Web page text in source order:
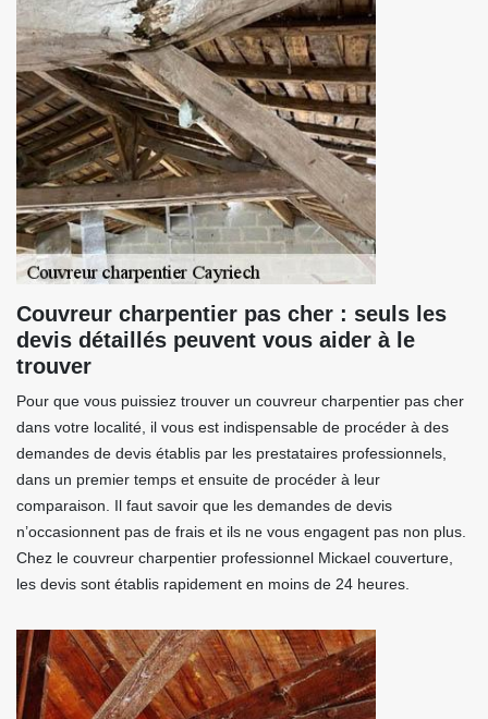
Couvreur charpentier pas cher : seuls les
devis détaillés peuvent vous aider à le
trouver
Pour que vous puissiez trouver un couvreur charpentier pas cher
dans votre localité, il vous est indispensable de procéder à des
demandes de devis établis par les prestataires professionnels,
dans un premier temps et ensuite de procéder à leur
comparaison. Il faut savoir que les demandes de devis
n’occasionnent pas de frais et ils ne vous engagent pas non plus.
Chez le couvreur charpentier professionnel Mickael couverture,
les devis sont établis rapidement en moins de 24 heures.